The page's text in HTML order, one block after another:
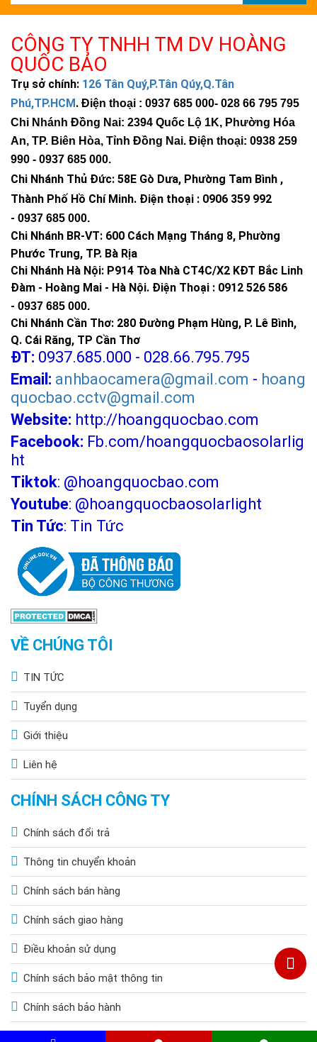
ĐÈN 3 CHẾ ĐỘ MÀU 60W,100W,200W,300W ... Liên hệ :
09153 77770 để biết thêm chi tiết .
An tâm mua hàng với phiếu bảo hành chính
giá tốt, độ sáng cao
Hướng dẫn lắp đặt đèn năng lượng mặt trời
30W KUNGFU SOLAR-8830
Với kích thước nhỏ gọn, vừa phải,
30W KUNGFU SOLAR-8830có thể được các khách hàng tự
lắp đặt với 4 bước đơn giản sau đây:
>>> Xem thêm: Đèn năng lượng mặt trời 1000w
CÔNG TY TNHH TM DV HOÀNG
QUỐC BẢO
Trụ sở chính: 126 Tân Quý,P.Tân Qúy,Q.Tân
Phú,TP.HCM. Điện thoại : 0937 685 000- 028 66 795 795
Chi Nhánh Đồng Nai: 2394 Quốc Lộ 1K, Phường Hóa
An, TP. Biên Hòa, Tỉnh Đồng Nai. Điện thoại: 0938 259
990 - 0937 685 000.
Chi Nhánh Thủ Đức: 58E Gò Dưa, Phường Tam Bình ,
Thành Phố Hồ Chí Minh. Điện thoại : 0906 359 992
- 0937 685 000.
Chi Nhánh BR-VT: 600 Cách Mạng Tháng 8, Phường
Phước Trung, TP. Bà Rịa
Chi Nhánh Hà Nội: P914 Tòa Nhà CT4C/X2 KĐT Bắc Linh
Đàm - Hoàng Mai - Hà Nội. Điện Thoại : 0912 526 586
- 0937 685 000.
Chi Nhánh Cần Thơ: 280 Đường Phạm Hùng, P. Lê Bình,
Q. Cái Răng, TP Cần Thơ
ĐT: 0937.685.000 - 028.66.795.795
Email: anhbaocamera@gmail.com - hoang
quocbao.cctv@gmail.com
Website: http://hoangquocbao.com
Facebook: Fb.com/hoangquocbaosolarlig
ht
Tiktok: @hoangquocbao.com
Youtube: @hoangquocbaosolarlight
Tin Tức: Tin Tức
VỀ CHÚNG TÔI
TIN TỨC
Tuyển dụng
Giới thiệu
Liên hệ
CHÍNH SÁCH CÔNG TY
Chính sách đổi trả
Thông tin chuyển khoản
Chính sách bán hàng
Chính sách giao hàng
Điều khoản sử dụng
Chính sách bảo mật thông tin
Chính sách bảo hành